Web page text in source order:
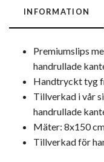
INFORMATION
Premiumslips
handrullade
Handtryckt tyg
Tillverkad i vår
handrullade
Mäter: 8x150
Tillverkad för